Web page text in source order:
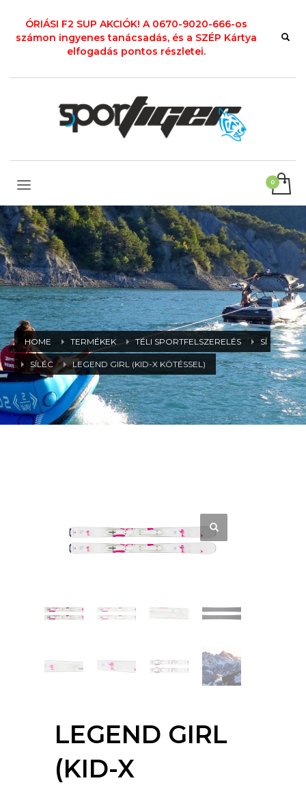
ÓRIÁSI F2 SUP AKCIÓK! A 0670-9020-666-os
számon ingyenes tanácsadás, és a SZÉP Kártya
elfogadás pontos részletei.
HOME TERMÉKEK TÉLI SPORTFELSZERELÉS SÍ
SÍLÉC LEGEND GIRL (KID-X KÖTÉSSEL)
LEGEND GIRL
(KID-X